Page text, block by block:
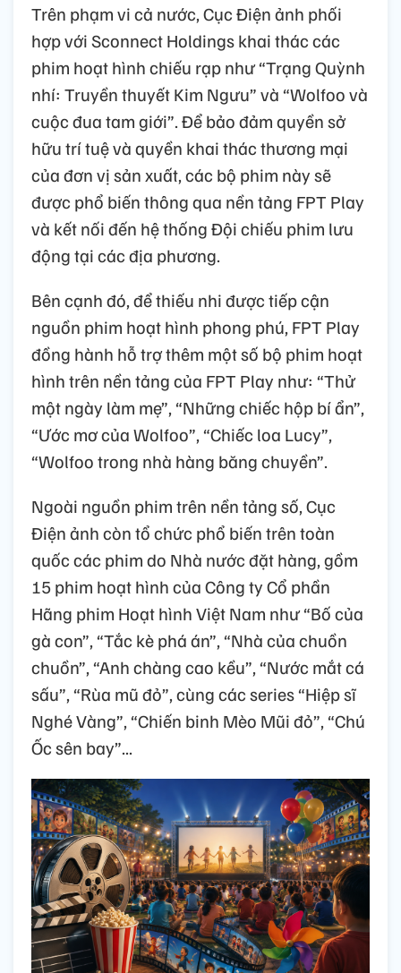
Trên phạm vi cả nước, Cục Điện ảnh phối
hợp với Sconnect Holdings khai thác các
phim hoạt hình chiếu rạp như “Trạng Quỳnh
nhí: Truyền thuyết Kim Ngưu” và “Wolfoo và
cuộc đua tam giới”. Để bảo đảm quyền sở
hữu trí tuệ và quyền khai thác thương mại
của đơn vị sản xuất, các bộ phim này sẽ
được phổ biến thông qua nền tảng FPT Play
và kết nối đến hệ thống Đội chiếu phim lưu
động tại các địa phương.
Bên cạnh đó, để thiếu nhi được tiếp cận
nguồn phim hoạt hình phong phú, FPT Play
đồng hành hỗ trợ thêm một số bộ phim hoạt
hình trên nền tảng của FPT Play như: “Thử
một ngày làm mẹ”, “Những chiếc hộp bí ẩn”,
“Ước mơ của Wolfoo”, “Chiếc loa Lucy”,
“Wolfoo trong nhà hàng băng chuyền”.
Ngoài nguồn phim trên nền tảng số, Cục
Điện ảnh còn tổ chức phổ biến trên toàn
quốc các phim do Nhà nước đặt hàng, gồm
15 phim hoạt hình của Công ty Cổ phần
Hãng phim Hoạt hình Việt Nam như “Bố của
gà con”, “Tắc kè phá án”, “Nhà của chuồn
chuồn”, “Anh chàng cao kều”, “Nước mắt cá
sấu”, “Rùa mũ đỏ”, cùng các series “Hiệp sĩ
Nghé Vàng”, “Chiến binh Mèo Mũi đỏ”, “Chú
Ốc sên bay”...